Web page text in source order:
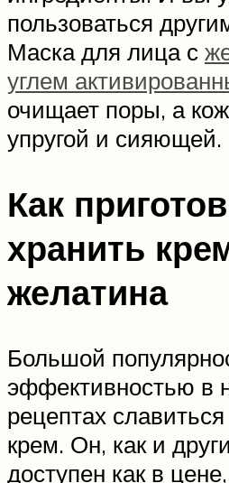
пользоваться
Маска для лица с
углем
очищает поры, а
упругой и сияющей.
Как
хранить
желатина
Большой
эффективностью в
рецептах
крем. Он, как и
доступен как в